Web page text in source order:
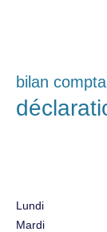
bilan
Lundi
Mardi